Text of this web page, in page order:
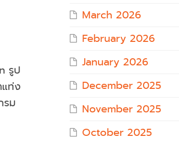
รูป
แท่ง
รม
March 2026
February 2026
January 2026
December 2025
November 2025
October 2025